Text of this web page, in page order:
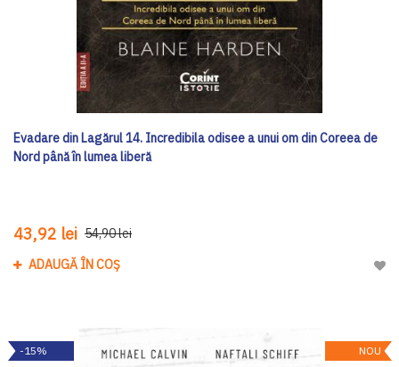
Evadare din Lagărul 14. Incredibila odisee a unui om din Coreea de
Nord până în lumea liberă
43,92 lei 54,90 lei
ADAUGĂ ÎN COȘ
NOU
-15%